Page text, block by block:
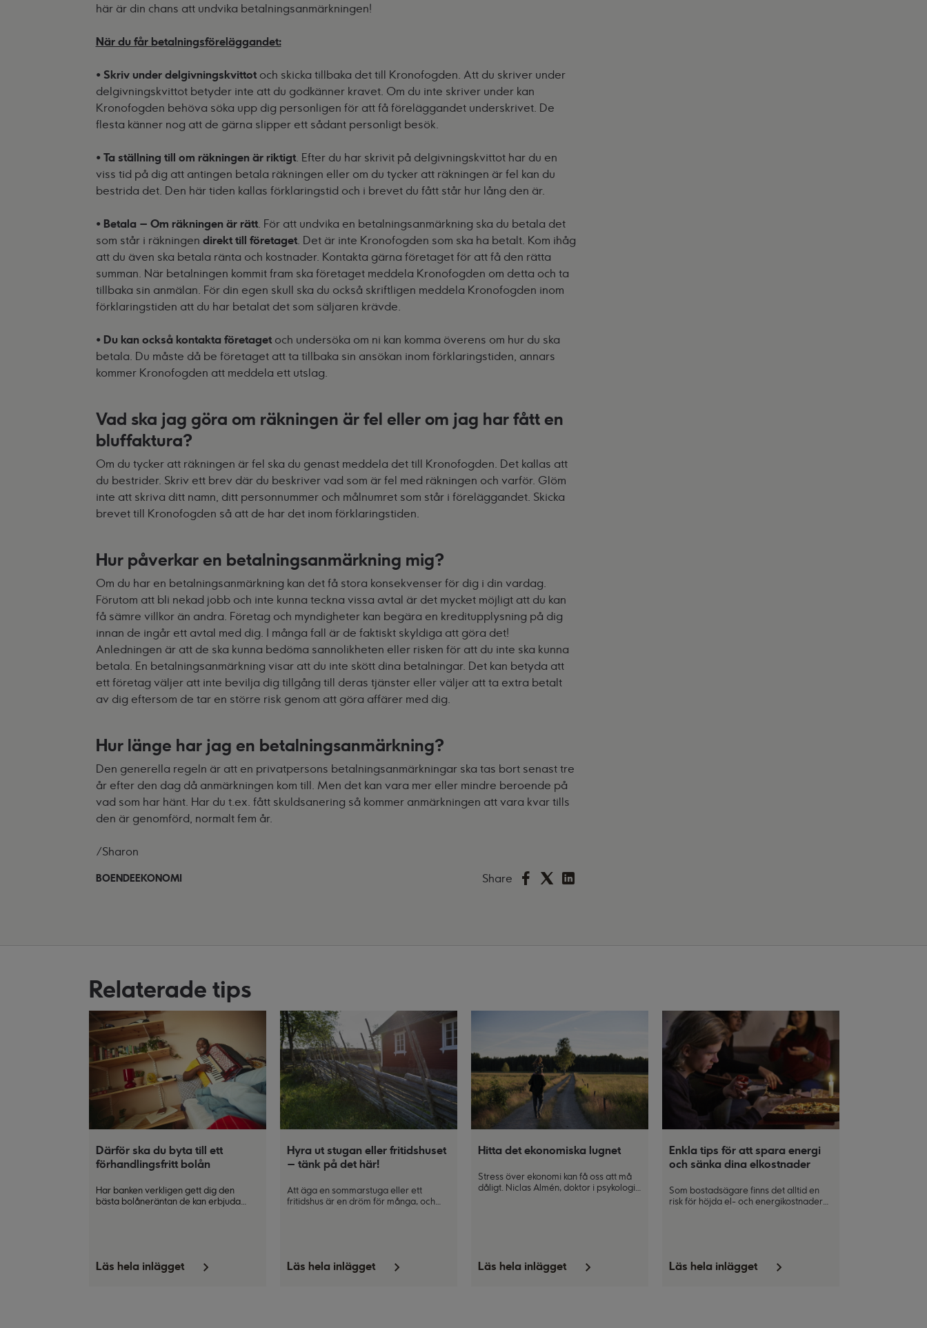
här är din chans att undvika betalningsanmärkningen!
När du får betalningsföreläggandet:
• Skriv under delgivningskvittotoch skicka tillbaka det till Kronofogden. Att du skriver under
delgivningskvittot betyder inte att du godkänner kravet. Om du inte skriver under kan
Kronofogden behöva söka upp dig personligen för att få föreläggandet underskrivet. De
flesta känner nog att de gärna slipper ett sådant personligt besök.
• Ta ställning till om räkningen är riktigt. Efter du har skrivit på delgivningskvittot har du en
viss tid på dig att antingen betala räkningen eller om du tycker att räkningen är fel kan du
bestrida det. Den här tiden kallas förklaringstid och i brevet du fått står hur lång den är.
• Betala – Om räkningen är rätt. För att undvika en betalningsanmärkning ska du betala det
som står i räkningen direkt till företaget. Det är inte Kronofogden som ska ha betalt. Kom ihåg
att du även ska betala ränta och kostnader. Kontakta gärna företaget för att få den rätta
summan. När betalningen kommit fram ska företaget meddela Kronofogden om detta och ta
tillbaka sin anmälan. För din egen skull ska du också skriftligen meddela Kronofogden inom
förklaringstiden att du har betalat det som säljaren krävde.
• Du kan också kontakta företagetoch undersöka om ni kan komma överens om hur du ska
betala. Du måste då be företaget att ta tillbaka sin ansökan inom förklaringstiden, annars
kommer Kronofogden att meddela ett utslag.
Vad ska jag göra om räkningen är fel eller om jag har fått en
bluffaktura?
Om du tycker att räkningen är fel ska du genast meddela det till Kronofogden. Det kallas att
du bestrider. Skriv ett brev där du beskriver vad som är fel med räkningen och varför. Glöm
inte att skriva ditt namn, ditt personnummer och målnumret som står i föreläggandet. Skicka
brevet till Kronofogden så att de har det inom förklaringstiden.
Hur påverkar en betalningsanmärkning mig?
Om du har en betalningsanmärkning kan det få stora konsekvenser för dig i din vardag.
Förutom att bli nekad jobb och inte kunna teckna vissa avtal är det mycket möjligt att du kan
få sämre villkor än andra. Företag och myndigheter kan begära en kreditupplysning på dig
innan de ingår ett avtal med dig. I många fall är de faktiskt skyldiga att göra det!
Anledningen är att de ska kunna bedöma sannolikheten eller risken för att du inte ska kunna
betala. En betalningsanmärkning visar att du inte skött dina betalningar. Det kan betyda att
ett företag väljer att inte bevilja dig tillgång till deras tjänster eller väljer att ta extra betalt
av dig eftersom de tar en större risk genom att göra affärer med dig.
Hur länge har jag en betalningsanmärkning?
Den generella regeln är att en privatpersons betalningsanmärkningar ska tas bort senast tre
år efter den dag då anmärkningen kom till. Men det kan vara mer eller mindre beroende på
vad som har hänt. Har du t.ex. fått skuldsanering så kommer anmärkningen att vara kvar tills
den är genomförd, normalt fem år.
/Sharon
BOENDEEKONOMI Share
Relaterade tips
Därför ska du byta till ett
förhandlingsfritt bolån
Har banken verkligen gett dig den
bästa bolåneräntan de kan erbjuda
förutsättningar får samma ränta.
Läs hela inlägget
Hyra ut stugan eller fritidshuset
– tänk på det här!
Att äga en sommarstuga eller ett
fritidshus är en dröm för många, och
Läs hela inlägget
Hitta det ekonomiska lugnet
Stress över ekonomi kan få oss att må
dåligt. Niclas Almén, doktor i psykologi
Läs hela inlägget
Enkla tips för att spara energi
och sänka dina elkostnader
Som bostadsägare finns det alltid en
risk för höjda el- och energikostnader
din plånbok och miljön!
Läs hela inlägget